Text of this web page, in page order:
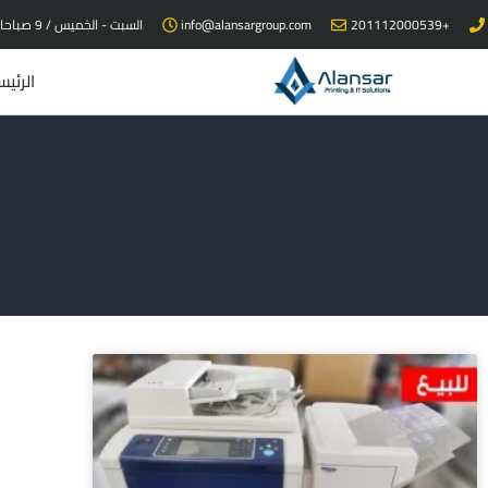
تخطي
إلى
+201112000539
info@alansargroup.com السبت - الخميس / 9 صباحا - 9 مساء